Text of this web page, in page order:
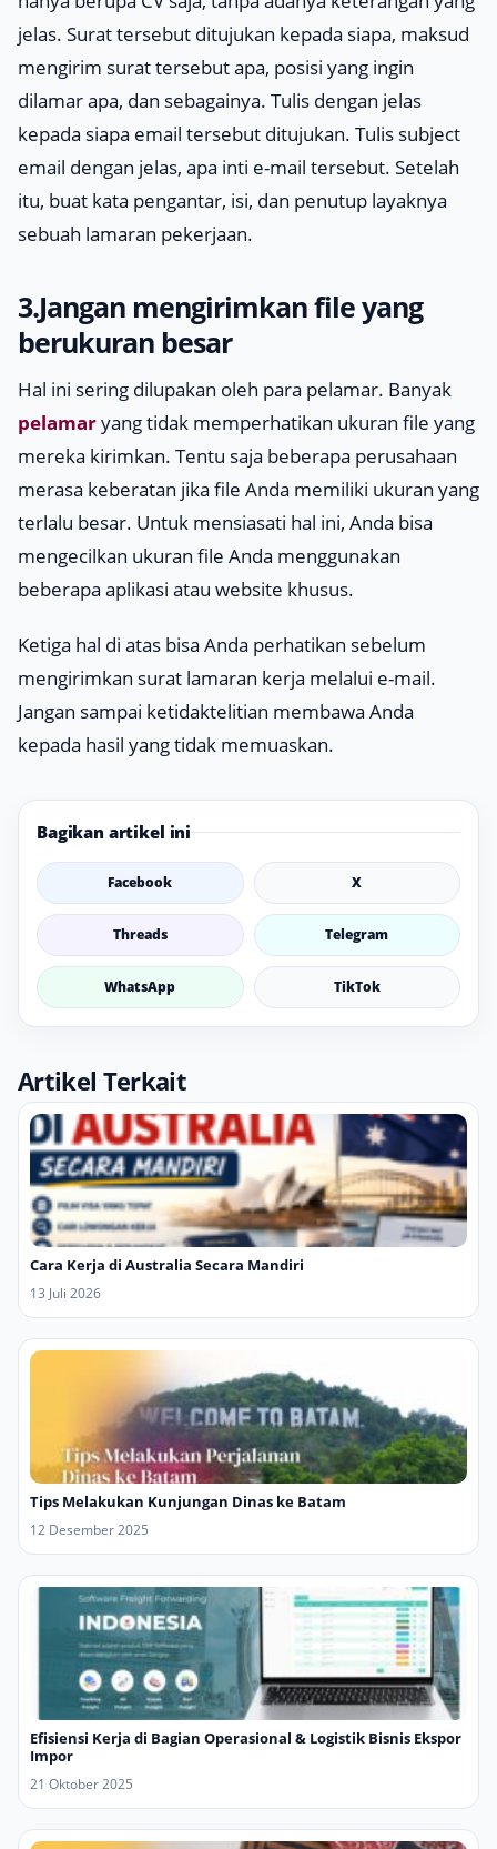
jelas. Surat tersebut ditujukan kepada siapa, maksud
mengirim surat tersebut apa, posisi yang ingin
dilamar apa, dan sebagainya. Tulis dengan jelas
kepada siapa email tersebut ditujukan. Tulis subject
email dengan jelas, apa inti e-mail tersebut. Setelah
itu, buat kata pengantar, isi, dan penutup layaknya
sebuah lamaran pekerjaan.
3.Jangan mengirimkan file yang
berukuran besar
Hal ini sering dilupakan oleh para pelamar. Banyak
pelamaryang tidak memperhatikan ukuran file yang
mereka kirimkan. Tentu saja beberapa perusahaan
merasa keberatan jika file Anda memiliki ukuran yang
terlalu besar. Untuk mensiasati hal ini, Anda bisa
mengecilkan ukuran file Anda menggunakan
beberapa aplikasi atau website khusus.
Ketiga hal di atas bisa Anda perhatikan sebelum
mengirimkan surat lamaran kerja melalui e-mail.
Jangan sampai ketidaktelitian membawa Anda
kepada hasil yang tidak memuaskan.
Bagikan artikel ini
Facebook X
Threads Telegram
WhatsApp TikTok
Artikel Terkait
Cara Kerja di Australia Secara Mandiri
13 Juli 2026
Tips Melakukan Kunjungan Dinas ke Batam
12 Desember 2025
Efisiensi Kerja di Bagian Operasional & Logistik Bisnis Ekspor
Impor
21 Oktober 2025